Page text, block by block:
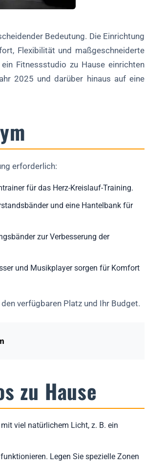
Bedeutung. Die Einrichtung
Flexibilität und maßgeschneiderte
Fitnessstudio zu Hause einrichten
2025 und darüber hinaus auf eine
erforderlich:
für das Herz-Kreislauf-Training.
und eine Hantelbank für
zur Verbesserung der
und Musikplayer sorgen für Komfort
verfügbaren Platz und Ihr Budget.
zu Hause
viel natürlichem Licht, z. B. ein
Legen Sie spezielle Zonen